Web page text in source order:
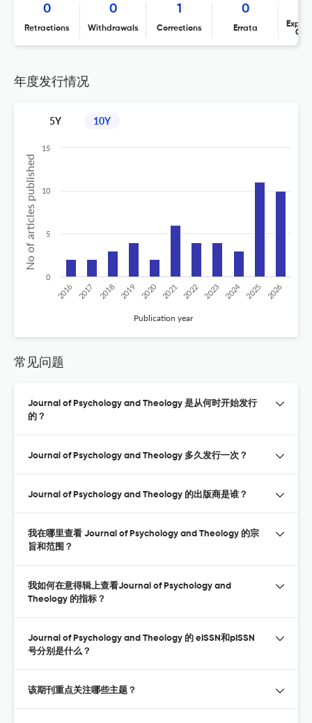
0
Retractions
0
Withdrawals
1
Corrections
0
Errata
年度发行情况
5Y 10Y
No of articles published
Publication year
2016 2017 2018 2019 2020 2021 2022 2023 2024 2025 2026
0
5
10
15
常见问题
Journal of Psychology and Theology 是从何时开始发行
的？
Journal of Psychology and Theology 多久发行一次？
Journal of Psychology and Theology 的出版商是谁？
我在哪里查看 Journal of Psychology and Theology 的宗
旨和范围？
我如何在意得辑上查看Journal of Psychology and
Theology 的指标？
Journal of Psychology and Theology 的 eISSN和pISSN
号分别是什么？
该期刊重点关注哪些主题？